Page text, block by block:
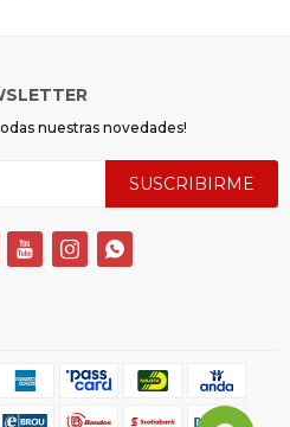
nuestras novedades!
SUSCRIBIRME
  